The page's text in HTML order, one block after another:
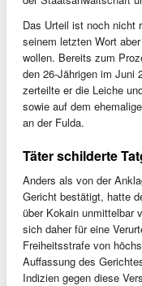
Das Urteil ist noch nicht
seinem letzten Wort
wollen. Bereits zum
den 26-Jährigen im Juni
zerteilte er die Leiche
sowie auf dem
an der Fulda.
Täter schilderte
Anders als von der
Gericht bestätigt, hatte
über Kokain unmittelbar
sich daher für eine
Freiheitsstrafe von
Auffassung des
Indizien gegen diese